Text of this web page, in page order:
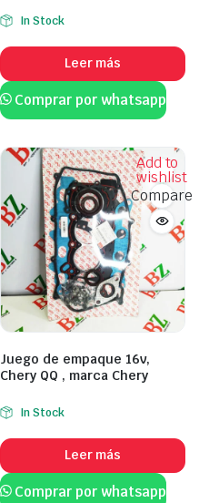
In Stock
Leer más
Comprar por whatsapp
Add to
wishlist
Compare
Juego de empaque 16v,
Chery QQ , marca Chery
In Stock
Leer más
Comprar por whatsapp